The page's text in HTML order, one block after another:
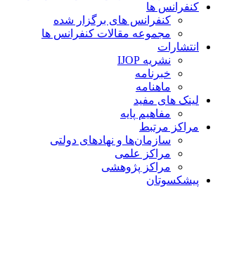
کنفرانس ها
کنفرانس های برگزار شده
مجموعه مقالات کنفرانس ها
انتشارات
نشریه IJOP
خبرنامه
ماهنامه
لینک های مفید
مفاهیم پایه
مراکز مرتبط
سازمان‌ها و نهادهای دولتی
مراکز علمی
مراکز پژوهشی
پیشکسوتان